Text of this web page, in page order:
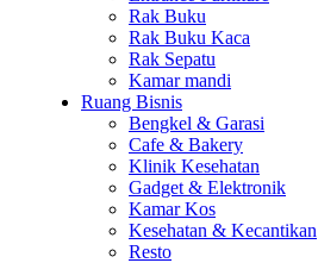
Rak Buku
Rak Buku Kaca
Rak Sepatu
Kamar mandi
Ruang Bisnis
Bengkel & Garasi
Cafe & Bakery
Klinik Kesehatan
Gadget & Elektronik
Kamar Kos
Kesehatan & Kecantikan
Resto